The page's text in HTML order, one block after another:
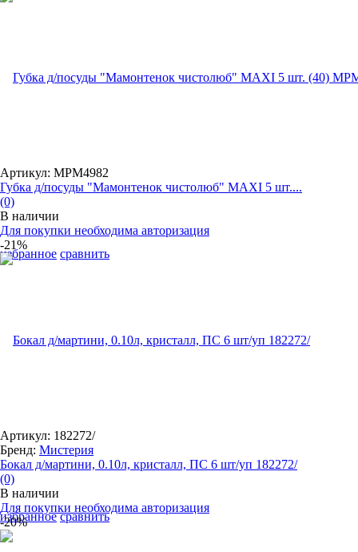
избранное сравнить
Артикул: MPM4982
Губка д/посуды "Мамонтенок чистолюб" MAXI 5 шт....
(0)
В наличии
Для покупки необходима авторизация
-21%
избранное сравнить
Артикул: 182272/
Бренд: Мистерия
Бокал д/мартини, 0.10л, кристалл, ПС 6 шт/уп 182272/
(0)
В наличии
Для покупки необходима авторизация
-20%